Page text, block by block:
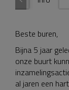
Beste buren,
Bijna 5 jaar
onze buurt
al jaren een